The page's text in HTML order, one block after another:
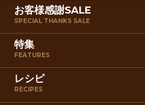
お客様感謝SALE
SPECIAL THANKS SALE
特集
FEATURES
レシピ
RECIPES